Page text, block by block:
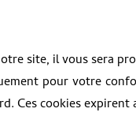
site, il vous sera
pour votre
Ces cookies expirent